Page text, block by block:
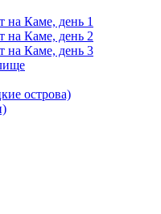
на Каме, день 1
на Каме, день 2
на Каме, день 3
острова)